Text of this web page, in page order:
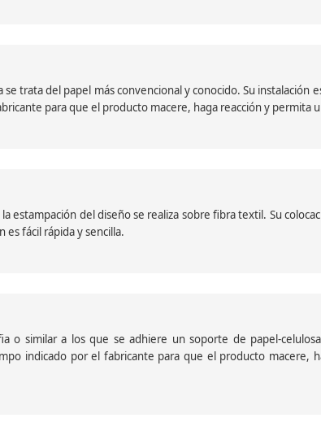
trata del papel más convencional y conocido. Su instalación
para que el producto macere, haga reacción y permita
estampación del diseño se realiza sobre fibra textil. Su
es fácil rápida y sencilla.
o similar a los que se adhiere un soporte de papel-
indicado por el fabricante para que el producto macere,